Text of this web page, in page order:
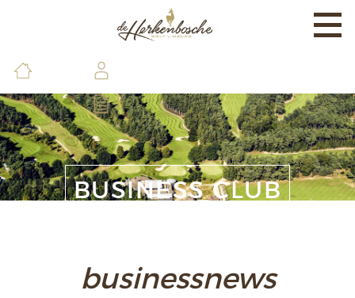
EXPERIENCE
BANEN & LAND
BRASSERIE & FACILITEITEN
DE GOLFSCHOOLBUSINESS CLUB
businessnews